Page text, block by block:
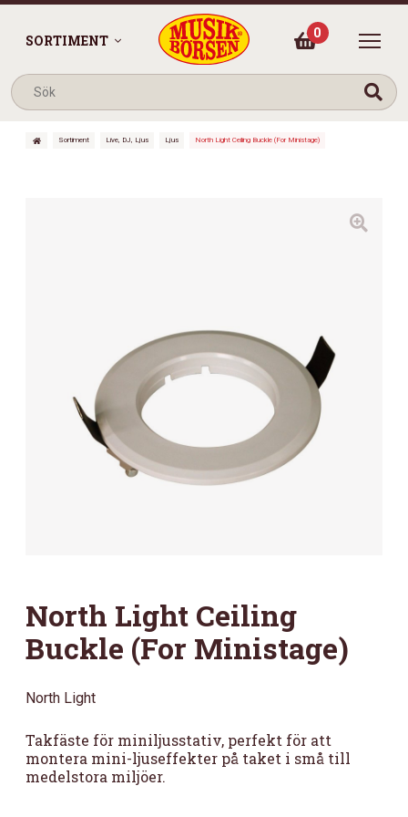
SORTIMENT 0
Sortiment Live, DJ, Ljus Ljus North Light Ceiling Buckle (For Ministage)
North Light Ceiling
Buckle (For Ministage)
North Light
Takfäste för miniljusstativ, perfekt för att
montera mini-ljuseffekter på taket i små till
medelstora miljöer.